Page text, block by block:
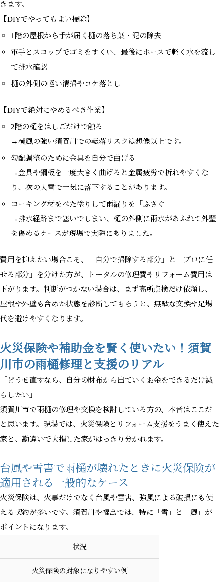
きます。
【DIYでやってもよい掃除】
1階の屋根から手が届く樋の落ち葉・泥の除去
軍手とスコップでゴミをすくい、最後にホースで軽く水を流し
て排水確認
樋の外側の軽い清掃やコケ落とし
【DIYで絶対にやめるべき作業】
2階の樋をはしごだけで触る
→横風の強い須賀川での転落リスクは想像以上です。
勾配調整のために金具を自分で曲げる
→金具や鋼板を一度大きく曲げると金属疲労で折れやすくな
り、次の大雪で一気に落下することがあります。
コーキング材をべた塗りして雨漏りを「ふさぐ」
→排水経路まで塞いでしまい、樋の外側に雨水があふれて外壁
を傷めるケースが現場で実際にありました。
費用を抑えたい場合こそ、「自分で掃除する部分」と「プロに任
せる部分」を分けた方が、トータルの修理費やリフォーム費用は
下がります。判断がつかない場合は、まず高所点検だけ依頼し、
屋根や外壁も含めた状態を診断してもらうと、無駄な交換や足場
代を避けやすくなります。
火災保険や補助金を賢く使いたい！須賀
川市の雨樋修理と支援のリアル
「どうせ直すなら、自分の財布から出ていくお金をできるだけ減
らしたい」
須賀川市で雨樋の修理や交換を検討している方の、本音はここだ
と思います。現場では、火災保険とリフォーム支援をうまく使えた
家と、勘違いで大損した家がはっきり分かれます。
台風や雪害で雨樋が壊れたときに火災保険が
適用される一般的なケース
火災保険は、火事だけでなく台風や雪害、強風による破損にも使
える契約が多いです。須賀川や福島では、特に「雪」と「風」が
ポイントになります。
状況
火災保険の対象になりやすい例
ホーム 電話